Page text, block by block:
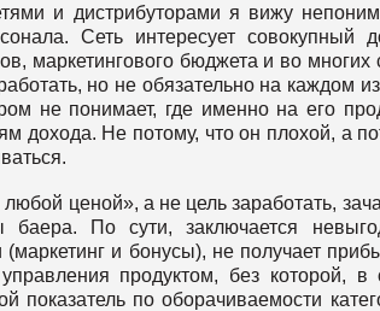
и дистрибуторами я вижу
Сеть интересует совокупный
маркетингового бюджета и во многих
но не обязательно на каждом
не понимает, где именно на его
дохода. Не потому, что он плохой, а
ценой», а не цель заработать,
По сути, заключается
и бонусы), не получает
продуктом, без которой, в
показатель по оборачиваемости